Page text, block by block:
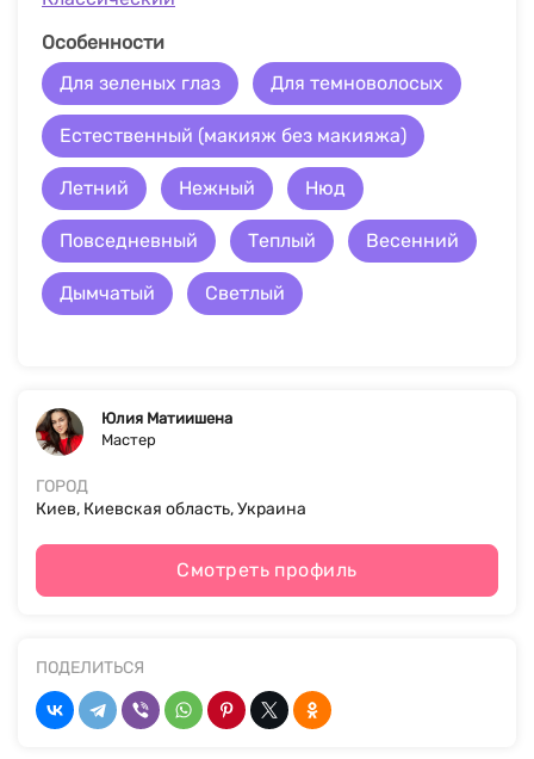
Особенности
Для зеленых глаз
Для темноволосых
Естественный (макияж без макияжа)
Летний Нежный Нюд
Повседневный Теплый Весенний
Дымчатый Светлый
Юлия Матиишена
Мастер
ГОРОД
Киев, Киевская область, Украина
Смотреть профиль
ПОДЕЛИТЬСЯ